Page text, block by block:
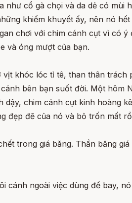
như cổ gà chọi và da dẻ có mùi
khiếm khuyết ấy, nên nó
chơi với chim cánh cụt vì có ý
và óng mượt của bạn.
vịt khóc lóc tỉ tê, than thân trách
bên bạn suốt đời. Một hôm
dậy, chim cánh cụt kinh hoàng
đẹp đẽ của nó và bỏ trốn mất
trong giá băng. Thần băng giá
cánh ngoài việc dùng để bay,